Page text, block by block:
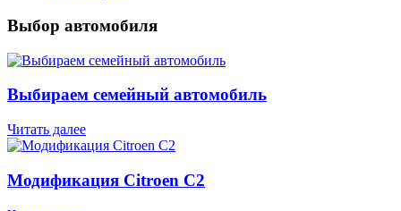
Выбор автомобиля
Выбираем семейный автомобиль
Читать далее
Модификация Citroen С2